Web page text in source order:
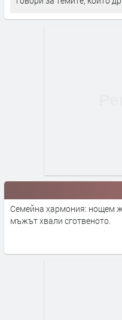
Семейна хармония: нощем
мъжът хвали сготвеното.